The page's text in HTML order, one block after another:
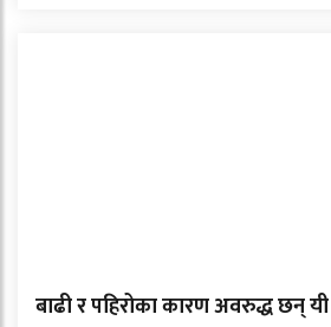
बाढी र पहिरोका कारण अवरुद्ध छन् यी